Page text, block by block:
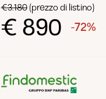
€3.180(prezzo di listino)
€ 890 -72%